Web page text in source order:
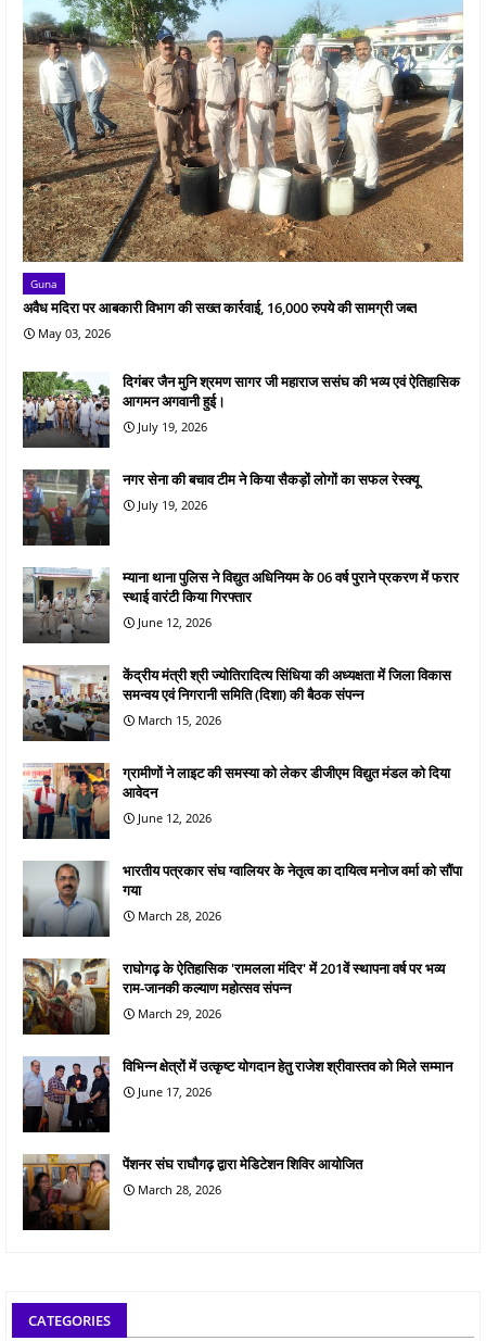
Guna
अवैध मदिरा पर आबकारी विभाग की सख्त कार्रवाई, 16,000 रुपये की सामग्री जब्त
May 03, 2026
दिगंबर जैन मुनि श्रमण सागर जी महाराज ससंघ की भव्य एवं ऐतिहासिक
आगमन अगवानी हुई।
July 19, 2026
नगर सेना की बचाव टीम ने किया सैकड़ों लोगों का सफल रेस्क्यू
July 19, 2026
म्याना थाना पुलिस ने विद्युत अधिनियम के 06 वर्ष पुराने प्रकरण में फरार
स्थाई वारंटी किया गिरफ्तार
June 12, 2026
केंद्रीय मंत्री श्री ज्योतिरादित्य सिंधिया की अध्यक्षता में जिला विकास
समन्वय एवं निगरानी समिति (दिशा) की बैठक संपन्न
March 15, 2026
ग्रामीणों ने लाइट की समस्या को लेकर डीजीएम विद्युत मंडल को दिया
आवेदन
June 12, 2026
भारतीय पत्रकार संघ ग्वालियर के नेतृत्व का दायित्व मनोज वर्मा को सौंपा
गया
March 28, 2026
राघोगढ़ के ऐतिहासिक 'रामलला मंदिर' में 201वें स्थापना वर्ष पर भव्य
राम-जानकी कल्याण महोत्सव संपन्न
March 29, 2026
विभिन्न क्षेत्रों में उत्कृष्ट योगदान हेतु राजेश श्रीवास्तव को मिले सम्मान
June 17, 2026
पेंशनर संघ राघौगढ़ द्वारा मेडिटेशन शिविर आयोजित
March 28, 2026
CATEGORIES